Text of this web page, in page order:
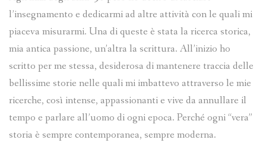
l’insegnamento e dedicarmi ad altre attività con le quali mi
piaceva misurarmi. Una di queste è stata la ricerca storica,
mia antica passione, un’altra la scrittura. All’inizio ho
scritto per me stessa, desiderosa di mantenere traccia delle
bellissime storie nelle quali mi imbattevo attraverso le mie
ricerche, così intense, appassionanti e vive da annullare il
tempo e parlare all’uomo di ogni epoca. Perché ogni “vera”
storia è sempre contemporanea, sempre moderna.